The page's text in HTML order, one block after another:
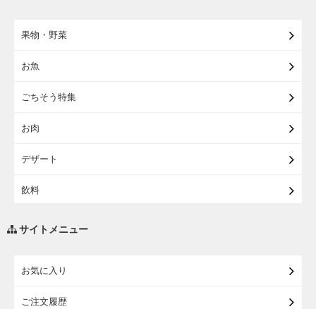
果物・野菜
お魚
ごちそう特集
お肉
デザート
飲料
サイトメニュー
お気に入り
ご注文履歴